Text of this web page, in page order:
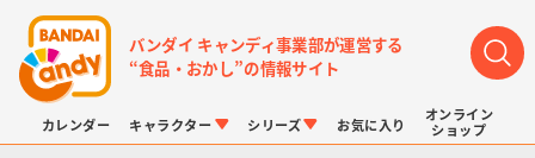
バンダイ キャンディ事業部が運営する
“食品・おかし”の情報サイト
カレンダー キャラクター シリーズ お気に入り
オンライン
ショップ